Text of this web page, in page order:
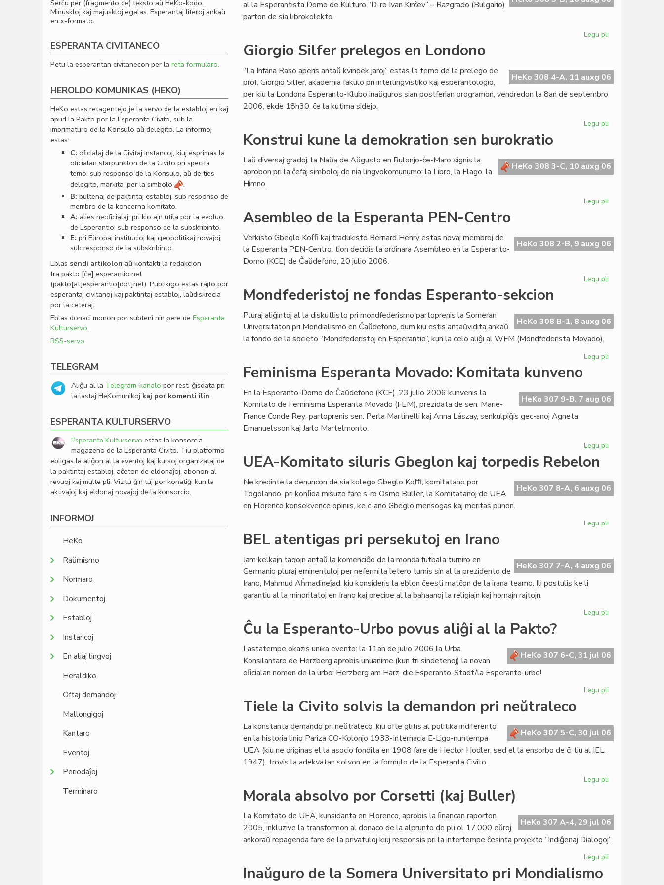
al la Esperantista Domo de Kulturo “D-ro Ivan Kirĉev” – Razgrado (Bulgario)
parton de sia librokolekto.
Legu pli
mecenatas
al
Giorgio Silfer prelegos en Londono
HeKo 308 4-A, 11 auxg 06
“La Infana Raso aperis antaŭ kvindek jaroj” estas la temo de la prelego de
prof. Giorgio Silfer, akademia fakulo pri interlingvistiko kaj esperantologio,
per kiu la Londona Esperanto-Klubo inaŭguros sian postferian programon, vendredon la 8an de septembro
2006, ekde 18h30, ĉe la kutima sidejo.
Legu pli
en
Londono
Konstrui kune la demokration sen burokratio
HeKo 308 3-C, 10 auxg 06
Laŭ diversaj gradoj, la Naŭa de Aŭgusto en Bulonjo-ĉe-Maro signis la
aprobon pri la ĉefaj simboloj de nia lingvokomunumo: la Libro, la Flago, la
Himno.
Legu pli
demokration
sen
Asembleo de la Esperanta PEN-Centro
HeKo 308 2-B, 9 auxg 06
Verkisto Gbeglo Koﬃ kaj tradukisto Bernard Henry estas novaj membroj de
la Esperanta PEN-Centro: tion decidis la ordinara Asembleo en la Esperanto-
Domo (KCE) de Ĉaŭdefono, 20 julio 2006.
Legu pli
Esperanta
PEN-
Mondfederistoj ne fondas Esperanto-sekcion
HeKo 308 B-1, 8 auxg 06
Pluraj aliĝintoj al la diskutlisto pri mondfederismo partoprenis la Someran
Universitaton pri Mondialismo en Ĉaŭdefono, dum kiu estis antaŭvidita ankaŭ
la fondo de la societo “Mondfederistoj en Esperantio”, kun la celo aliĝi al WFM (Mondfederista Movado).
Legu pli
Esperanto-
sekcion
Feminisma Esperanta Movado: Komitata kunveno
HeKo 307 9-B, 7 aug 06
En la Esperanto-Domo de Ĉaŭdefono (KCE), 23 julio 2006 kunvenis la
Komitato de Feminisma Esperanta Movado (FEM), prezidata de sen. Marie-
France Conde Rey; partoprenis sen. Perla Martinelli kaj Anna Lászay, senkulpiĝis gec-anoj Agneta
Emanuelsson kaj Jarlo Martelmonto.
Legu pli
Komitata
kunveno
UEA-Komitato siluris Gbeglon kaj torpedis Rebelon
HeKo 307 8-A, 6 auxg 06
Ne kredinte la denuncon de sia kolego Gbeglo Koﬃ, komitatano por
Togolando, pri konﬁda misuzo fare s-ro Osmo Buller, la Komitatanoj de UEA
en Florenco konsekvence opiniis, ke c-ano Gbeglo mensogas kaj meritas punon.
Legu pli
Gbeglon
kaj
BEL atentigas pri persekutoj en Irano
HeKo 307 7-A, 4 auxg 06
Jam kelkajn tagojn antaŭ la komenciĝo de la monda futbala turniro en
Germanio pluraj eminentuloj per nefermita letero turnis sin al la prezidento de
Irano, Mahmud Aĥmadineĵad, kiu konsideris la eblon ĉeesti matĉon de la irana teamo. Ili postulis ke li
garantiu al la minoritatoj en Irano kaj precipe al la bahaanoj la religiajn kaj homajn rajtojn.
Legu pli
persekutoj
en
Ĉu la Esperanto-Urbo povus aliĝi al la Pakto?
HeKo 307 6-C, 31 jul 06
Lastatempe okazis unika evento: la 11an de julio 2006 la Urba
Konsilantaro de Herzberg aprobis unuanime (kun tri sindetenoj) la novan
oﬁcialan nomon de la urbo: Herzberg am Harz, die Esperanto-Stadt/la Esperanto-urbo!
Legu pli
Urbo
povus
Tiele la Civito solvis la demandon pri neŭtraleco
HeKo 307 5-C, 30 jul 06
La konstanta demando pri neŭtraleco, kiu ofte glitis al politika indiferento
en la historia linio Pariza CO-Kolonjo 1933-Internacia E-Ligo-nuntempa
UEA (kiu ne originas el la asocio fondita en 1908 fare de Hector Hodler, sed el la ensorbo de ĉi tiu al IEL,
1947), trovis la adekvatan solvon en la formulo de la Esperanta Civito.
Legu pli
solvis
la
demandon
Morala absolvo por Corsetti (kaj Buller)
HeKo 307 A-4, 29 jul 06
La Komitato de UEA, kunsidanta en Florenco, aprobis la ﬁnancan raporton
2005, inkluzive la transformon al donaco de la alprunto de pli ol 17.000 eŭroj
ankoraŭ repagenda fare de la privatuloj kiuj responsis pri la intertempe ĉesinta projekto “Indiĝenaj Dialogoj”.
Legu pli
Inaŭguro de la Somera Universitato pri Mondialismo
Serĉu per (fragmento de) teksto aŭ HeKo-kodo.
Minuskloj kaj majuskloj egalas. Esperantaj literoj ankaŭ
en x-formato.
ESPERANTA CIVITANECO
Petu la esperantan civitanecon per la reta formularo.
HEROLDO KOMUNIKAS (HEKO)
HeKo estas retagentejo je la servo de la establoj en kaj
apud la Pakto por la Esperanta Civito, sub la
imprimaturo de la Konsulo aŭ delegito. La informoj
estas:
C: oﬁcialaj de la Civitaj instancoj, kiuj esprimas la
oﬁcialan starpunkton de la Civito pri specifa
temo, sub responso de la Konsulo, aŭ de ties
delegito, markitaj per la simbolo
.
B: bultenaj de paktintaj establoj, sub responso de
membro de la koncerna komitato.
A: alies neoﬁcialaj, pri kio ajn utila por la evoluo
de Esperantio, sub responso de la subskribinto.
E: pri Eŭropaj institucioj kaj geopolitikaj novaĵoj,
sub responso de la subskribinto.
Eblas sendi artikolon aŭ kontakti la redakcion
tra pakto [ĉe] esperantio.net
(pakto[at]esperantio[dot]net). Publikigo estas rajto por
esperantaj civitanoj kaj paktintaj establoj, laŭdiskrecia
por la ceteraj.
Eblas donaci monon por subteni nin pere de Esperanta
Kulturservo.
RSS-servo
TELEGRAM
Aliĝu al la Telegram-kanalo por resti ĝisdata pri
la lastaj HeKomunikoj kaj por komenti ilin.
ESPERANTA KULTURSERVO
Esperanta Kulturservo estas la konsorcia
magazeno de la Esperanta Civito. Tiu platformo
ebligas la aliĝon al la eventoj kaj kursoj organizataj de
la paktintaj establoj, aĉeton de eldonaĵoj, abonon al
revuoj kaj multe pli. Vizitu ĝin tuj por konatiĝi kun la
aktivaĵoj kaj eldonaj novaĵoj de la konsorcio.
INFORMOJ
HeKo
Raŭmismo
Normaro
Dokumentoj
Establoj
Instancoj
En aliaj lingvoj
Heraldiko
Oftaj demandoj
Mallongigoj
Kantaro
Eventoj
Periodaĵoj
Terminaro